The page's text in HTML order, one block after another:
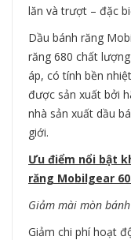
lăn và trượt – đặc
Dầu bánh răng
răng 680 chất
áp, có tính bền
được sản xuất bởi
nhà sản xuất dầu
giới.
Ưu điểm nổi bật
răng Mobilgear
Giảm mài mòn
Giảm chi phí hoạt